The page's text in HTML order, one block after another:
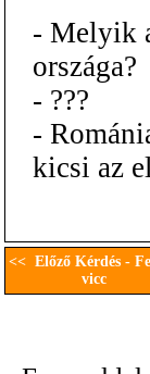
- Melyik
országa?
- ???
-
kicsi az
<< Előző Kérdés -
vicc